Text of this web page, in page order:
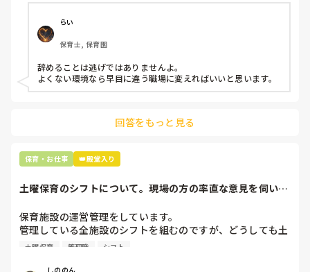
今で言う不適切保育も
仕方ないよね
もう何も言わずに
子どもの言いなりになればいいんだね
などいう意見で…
上の先生に相談することは難しそうです。
最後の職場にしようと思っていましたが
辞めることは逃げ、と、過去辞めた人も何年も言われ続けて
います
らい
保育士, 保育園
辞めることは逃げではありませんよ。
よくない環境なら早目に違う職場に変えればいいと思います。
回答をもっと見る
保育・お仕事 👑殿堂入り
土曜保育のシフトについて。現場の方の率直な意見を伺いた
保育施設の運営管理をしています。
管理している全施設のシフトを組むのですが、どうしても土
曜保育だけは入れる方が少なく、いつも苦労しています。
て入職しているはずですが、いざ勤務が始まると一日も土曜
土曜保育 管理職 シフト
しののん